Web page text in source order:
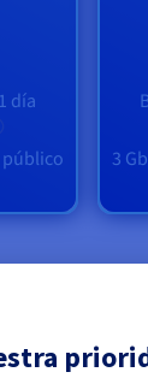
día
público
3